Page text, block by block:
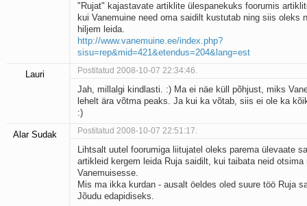
"Rujat" kajastavate artiklite ülespanekuks foorumis
kui Vanemuine need oma saidilt kustutab ning siis oleks
hiljem leida.
http://www.vanemuine.ee/index.php?
sisu=rep&mid=421&etendus=204&lang=est
Lauri Postitatud 2008-10-07 22:34:46.
Jah, millalgi kindlasti. :) Ma ei näe küll põhjust, miks
lehelt ära võtma peaks. Ja kui ka võtab, siis ei ole ka
:)
Alar Sudak Postitatud 2008-10-07 22:51:17.
Lihtsalt uutel foorumiga liitujatel oleks parema ülevaate
artikleid kergem leida Ruja saidilt, kui taibata neid otsima
Vanemuisesse.
Mis ma ikka kurdan - ausalt öeldes oled suure töö Ruja
Jõudu edapidiseks.